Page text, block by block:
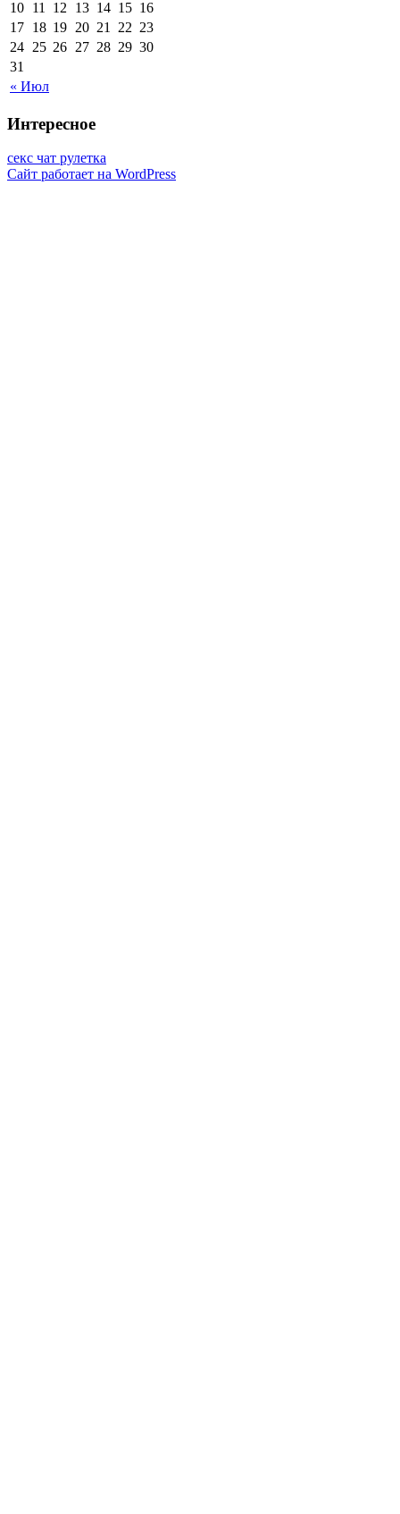
« Июл
10 11 12 13 14 15 16
17 18 19 20 21 22 23
24 25 26 27 28 29 30
31
Интересное
секс чат рулетка
Сайт работает на WordPress